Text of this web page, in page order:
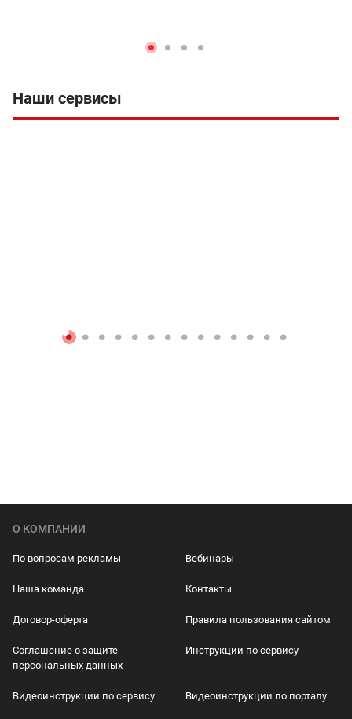
Наши сервисы
О КОМПАНИИ
По вопросам рекламы Вебинары
Наша команда Контакты
Договор-оферта Правила пользования сайтом
Соглашение о защите
персональных данных
Инструкции по сервису
Видеоинструкции по сервису Видеоинструкции по порталу